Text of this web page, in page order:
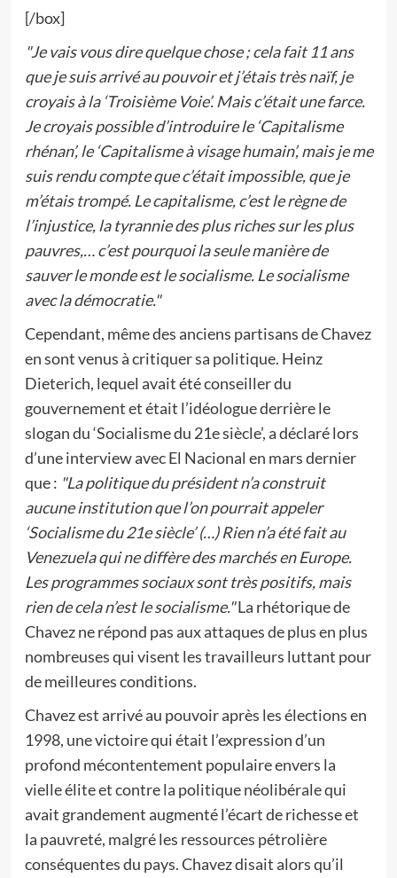
[/box]
"Je vais vous dire quelque chose ; cela fait 11 ans
que je suis arrivé au pouvoir et j’étais très naïf, je
croyais à la ‘Troisième Voie’. Mais c’était une farce.
Je croyais possible d’introduire le ‘Capitalisme
rhénan’, le ‘Capitalisme à visage humain’, mais je me
suis rendu compte que c’était impossible, que je
m’étais trompé. Le capitalisme, c’est le règne de
l’injustice, la tyrannie des plus riches sur les plus
pauvres,… c’est pourquoi la seule manière de
sauver le monde est le socialisme. Le socialisme
avec la démocratie."
Cependant, même des anciens partisans de Chavez
en sont venus à critiquer sa politique. Heinz
Dieterich, lequel avait été conseiller du
gouvernement et était l’idéologue derrière le
slogan du ‘Socialisme du 21e siècle’, a déclaré lors
d’une interview avec El Nacional en mars dernier
que : "La politique du président n’a construit
aucune institution que l’on pourrait appeler
‘Socialisme du 21e siècle’ (…) Rien n’a été fait au
Venezuela qui ne diffère des marchés en Europe.
Les programmes sociaux sont très positifs, mais
rien de cela n’est le socialisme."La rhétorique de
Chavez ne répond pas aux attaques de plus en plus
nombreuses qui visent les travailleurs luttant pour
de meilleures conditions.
Chavez est arrivé au pouvoir après les élections en
1998, une victoire qui était l’expression d’un
profond mécontentement populaire envers la
vielle élite et contre la politique néolibérale qui
avait grandement augmenté l’écart de richesse et
la pauvreté, malgré les ressources pétrolière
conséquentes du pays. Chavez disait alors qu’il